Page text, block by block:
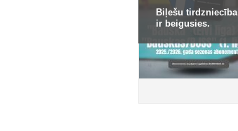
Biļešu tirdzniecība
ir beigusies.